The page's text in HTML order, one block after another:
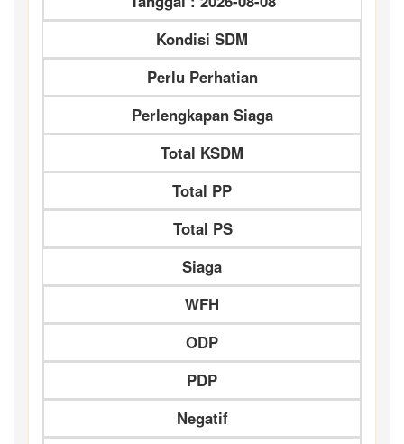
Kondisi SDM
Perlu Perhatian
Perlengkapan Siaga
Total KSDM
Total PP
Total PS
Siaga
WFH
ODP
PDP
Negatif